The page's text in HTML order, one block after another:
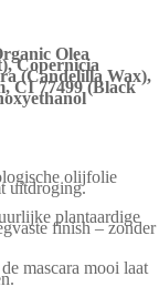
Olea
Copernicia
(Candelilla Wax),
CI 77499 (Black
olijfolie
uitdroging.
plantaardige
finish – zonder
mascara mooi laat